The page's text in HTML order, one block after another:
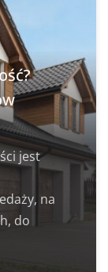
jest
na
do